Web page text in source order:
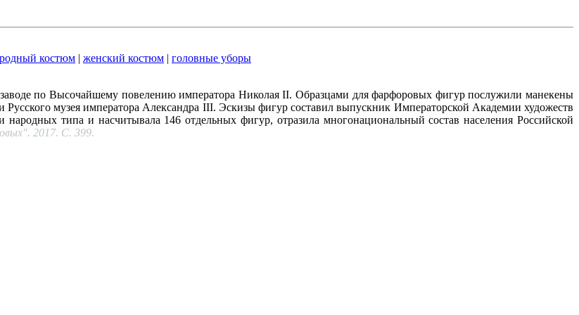
костюм | женский костюм | головные уборы
по Высочайшему повелению императора Николая II. Образцами для фарфоровых фигур послужили манекены
музея императора Александра III. Эскизы фигур составил выпускник Императорской Академии художеств
типа и насчитывала 146 отдельных фигур, отразила многонациональный состав населения Российской
2017. С. 399.